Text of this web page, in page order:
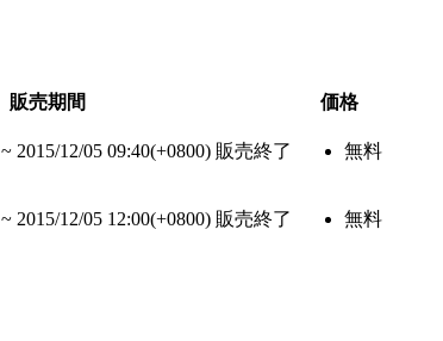
販売期間
価格
~ 2015/12/05 09:40(+0800) 販売終了 無料
~ 2015/12/05 12:00(+0800) 販売終了 無料